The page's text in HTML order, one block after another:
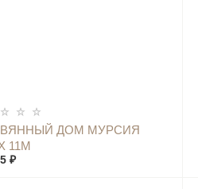
ДОМ МУРСИЯ
11М
₽
КУПИТЬ